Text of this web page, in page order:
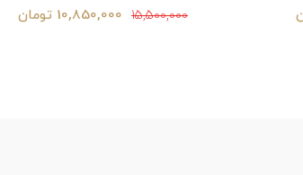
15,500,000 10,850,000 تومان